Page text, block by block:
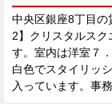
中央区銀座8丁目の
2】クリスタルス
す。室内は洋室７
白色でスタイリッ
入っています。事